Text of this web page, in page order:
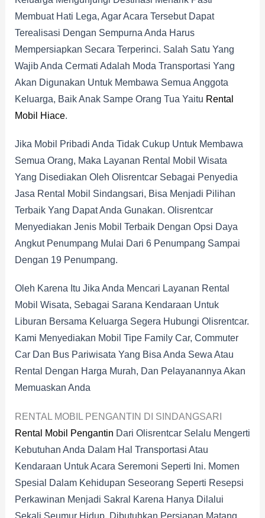
Membuat Hati Lega, Agar Acara Tersebut Dapat
Terealisasi Dengan Sempurna Anda Harus
Mempersiapkan Secara Terperinci. Salah Satu Yang
Wajib Anda Cermati Adalah Moda Transportasi Yang
Akan Digunakan Untuk Membawa Semua Anggota
Keluarga, Baik Anak Sampe Orang Tua Yaitu Rental
Mobil Hiace.
Jika Mobil Pribadi Anda Tidak Cukup Untuk Membawa
Semua Orang, Maka Layanan Rental Mobil Wisata
Yang Disediakan Oleh Olisrentcar Sebagai Penyedia
Jasa Rental Mobil Sindangsari, Bisa Menjadi Pilihan
Terbaik Yang Dapat Anda Gunakan. Olisrentcar
Menyediakan Jenis Mobil Terbaik Dengan Opsi Daya
Angkut Penumpang Mulai Dari 6 Penumpang Sampai
Dengan 19 Penumpang.
Oleh Karena Itu Jika Anda Mencari Layanan Rental
Mobil Wisata, Sebagai Sarana Kendaraan Untuk
Liburan Bersama Keluarga Segera Hubungi Olisrentcar.
Kami Menyediakan Mobil Tipe Family Car, Commuter
Car Dan Bus Pariwisata Yang Bisa Anda Sewa Atau
Rental Dengan Harga Murah, Dan Pelayanannya Akan
Memuaskan Anda
RENTAL MOBIL PENGANTIN DI SINDANGSARI
Rental Mobil Pengantin Dari Olisrentcar Selalu Mengerti
Kebutuhan Anda Dalam Hal Transportasi Atau
Kendaraan Untuk Acara Seremoni Seperti Ini. Momen
Spesial Dalam Kehidupan Seseorang Seperti Resepsi
Perkawinan Menjadi Sakral Karena Hanya Dilalui
Sekali Seumur Hidup. Dibutuhkan Persiapan Matang